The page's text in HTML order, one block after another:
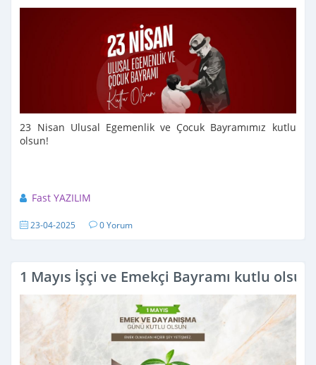
23 Nisan Ulusal Egemenlik ve Çocuk Bayramımız kutlu
olsun!
Fast YAZILIM
23-04-2025 0 Yorum
1 Mayıs İşçi ve Emekçi Bayramı kutlu olsun!